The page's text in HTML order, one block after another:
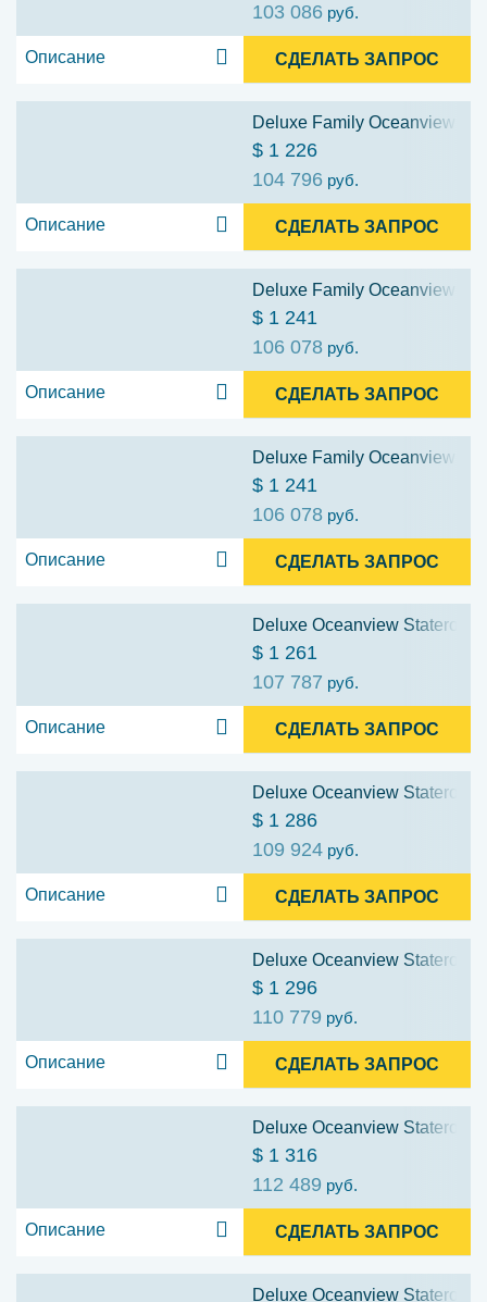
103 086 руб.
Описание СДЕЛАТЬ ЗАПРОС
Deluxe Family Oceanview
$ 1 226
104 796 руб.
Описание СДЕЛАТЬ ЗАПРОС
Deluxe Family Oceanview
$ 1 241
106 078 руб.
Описание СДЕЛАТЬ ЗАПРОС
Deluxe Family Oceanview
$ 1 241
106 078 руб.
Описание СДЕЛАТЬ ЗАПРОС
Deluxe Oceanview
$ 1 261
107 787 руб.
Описание СДЕЛАТЬ ЗАПРОС
Deluxe Oceanview
$ 1 286
109 924 руб.
Описание СДЕЛАТЬ ЗАПРОС
Deluxe Oceanview
$ 1 296
110 779 руб.
Описание СДЕЛАТЬ ЗАПРОС
Deluxe Oceanview
$ 1 316
112 489 руб.
Описание СДЕЛАТЬ ЗАПРОС
Deluxe Oceanview